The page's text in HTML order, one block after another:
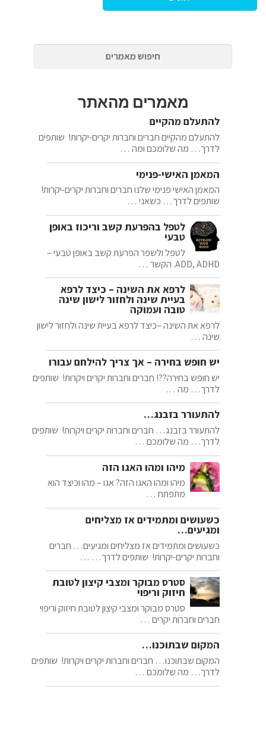
מאמרים מהאתר
להתעלם מהקיים
להתעלם מהקיים חברים וחברות יקרים-יקרות! שותפים
לדרך… מה שלומכם ומה …
המאמן האישי-פנימי
המאמן האישי פנימי שלנו חברים וחברות יקרים-יקרות!
שותפים לדרך… כשאני …
לטפל בהפרעת קשב וריכוז באופן
טבעי
לטפל ולשפר הפרעת קשב באופן טבעי –
ADD, ADHD. הקשר …
לרפא את השינה – כיצד לרפא
בעיית שינה ולחזור לישון שינה
טובה ועמוקה
לרפא את השינה –כיצד לרפא בעיית שינה ולחזור לישון
שינה …
יש חופש בחירה – אך צריך להילחם עבורו
יש חופש בחירה??! חברים וחברות יקרים ויקרות! שותפים
לדרך… מה …
להתעורר בזבנג…
להתעורר בזבנג… חברים וחברות יקרים ויקרות! שותפים
לדרך… מה שלומכם …
מיהו ומהו האגו הזה
מיהו ומהו האגו הזה? אגו – מהו וכיצד הוא
מתפתח …
כשעושים ומתמידים אז מצליחים
ומגיעים…
כשעושים ומתמידים אז מצליחים ומגיעים… חברים
וחברות יקרים-יקרות! שותפים לדרך… …
סטרס מבוקר ומצבי קיצון לטובת
חיזוק וריפוי
סטרס מבוקר ומצבי קיצון לטובת חיזוק וריפוי
חברים וחברות יקרים …
המקום שבתוכנו…
המקום שבתוכנו… חברים וחברות יקרים ויקרות! שותפים
לדרך… מה שלומכם …